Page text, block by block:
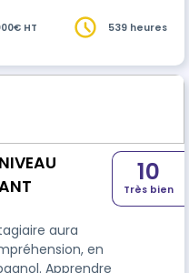
séparément
de l'enfant
collectif
HT 539 heures
aura
en
Apprendre
10
Très bien